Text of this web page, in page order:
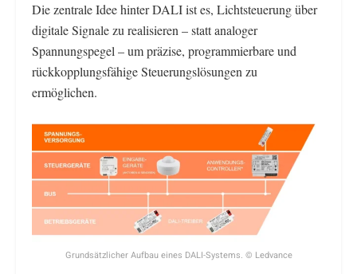
Die zentrale Idee hinter DALI ist es, Lichtsteuerung über
digitale Signale zu realisieren – statt analoger
Spannungspegel – um präzise, programmierbare und
rückkopplungsfähige Steuerungslösungen zu
ermöglichen.
Grundsätzlicher Aufbau eines DALI-Systems. © Ledvance